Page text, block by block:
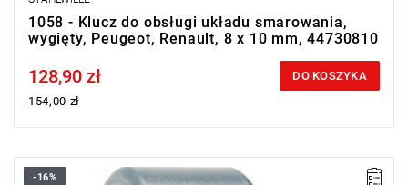
1058 - Klucz do obsługi układu smarowania,
wygięty, Peugeot, Renault, 8 x 10 mm, 44730810
Price tax included
128,90 zł
154,00 zł
DO KOSZYKA
-16%